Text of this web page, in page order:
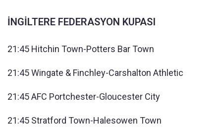
İNGİLTERE FEDERASYON KUPASI
21:45 Hitchin Town-Potters Bar Town
21:45 Wingate & Finchley-Carshalton Athletic
21:45 AFC Portchester-Gloucester City
21:45 Stratford Town-Halesowen Town